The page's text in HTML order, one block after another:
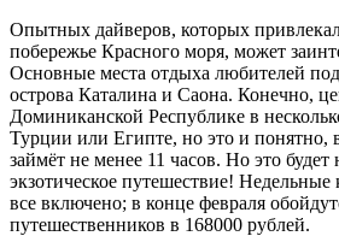
Опытных дайверов, которых
побережье Красного моря, может
Основные места отдыха любителей
острова Каталина и Саона. Конечно,
Доминиканской Республике в
Турции или Египте, но это и понятно,
займёт не менее 11 часов. Но это будет
экзотическое путешествие!
все включено; в конце февраля
путешественников в 168000 рублей.